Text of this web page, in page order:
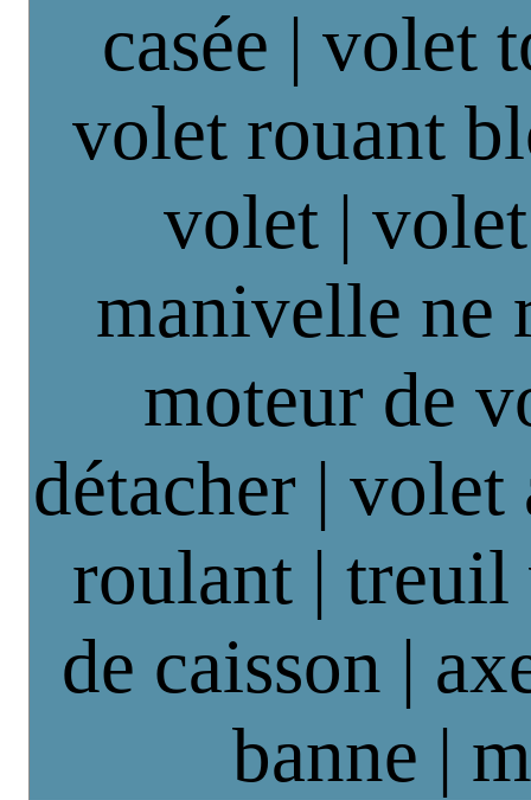
casée | volet
volet rouant
volet |
manivelle ne
moteur de
détacher | volet
roulant |
de caisson |
banne |